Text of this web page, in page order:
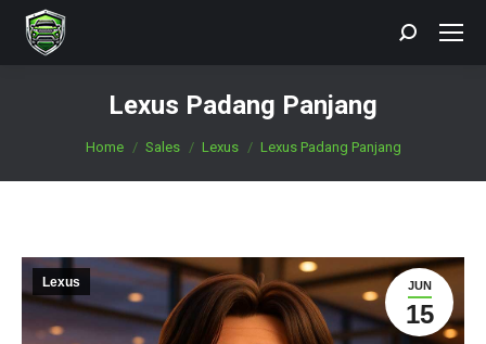
Search:
Lexus Padang Panjang
You are here:
Home Sales Lexus Lexus Padang Panjang
JUN
15
Lexus